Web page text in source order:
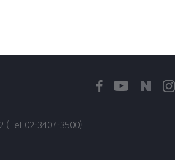
(Tel 02-3407-3500)